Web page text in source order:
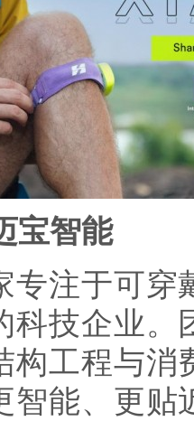
宝智能
专注于可穿
科技企业
构工程与消
智能、更贴